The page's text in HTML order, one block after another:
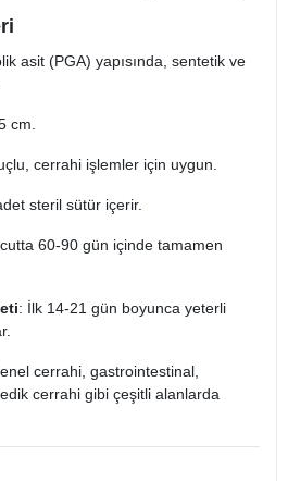
asit (PGA) yapısında, sentetik ve
cm.
cerrahi işlemler için uygun.
steril sütür içerir.
60-90 gün içinde tamamen
: İlk 14-21 gün boyunca yeterli
cerrahi, gastrointestinal,
cerrahi gibi çeşitli alanlarda